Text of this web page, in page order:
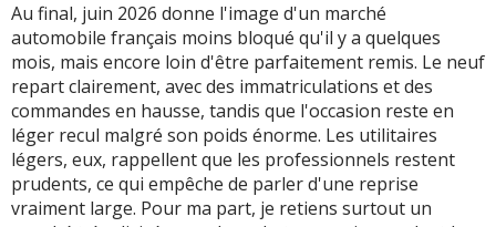
Au final, juin 2026 donne l'image d'un marché
automobile français moins bloqué qu'il y a quelques
mois, mais encore loin d'être parfaitement remis. Le neuf
repart clairement, avec des immatriculations et des
commandes en hausse, tandis que l'occasion reste en
léger recul malgré son poids énorme. Les utilitaires
légers, eux, rappellent que les professionnels restent
prudents, ce qui empêche de parler d'une reprise
vraiment large. Pour ma part, je retiens surtout un